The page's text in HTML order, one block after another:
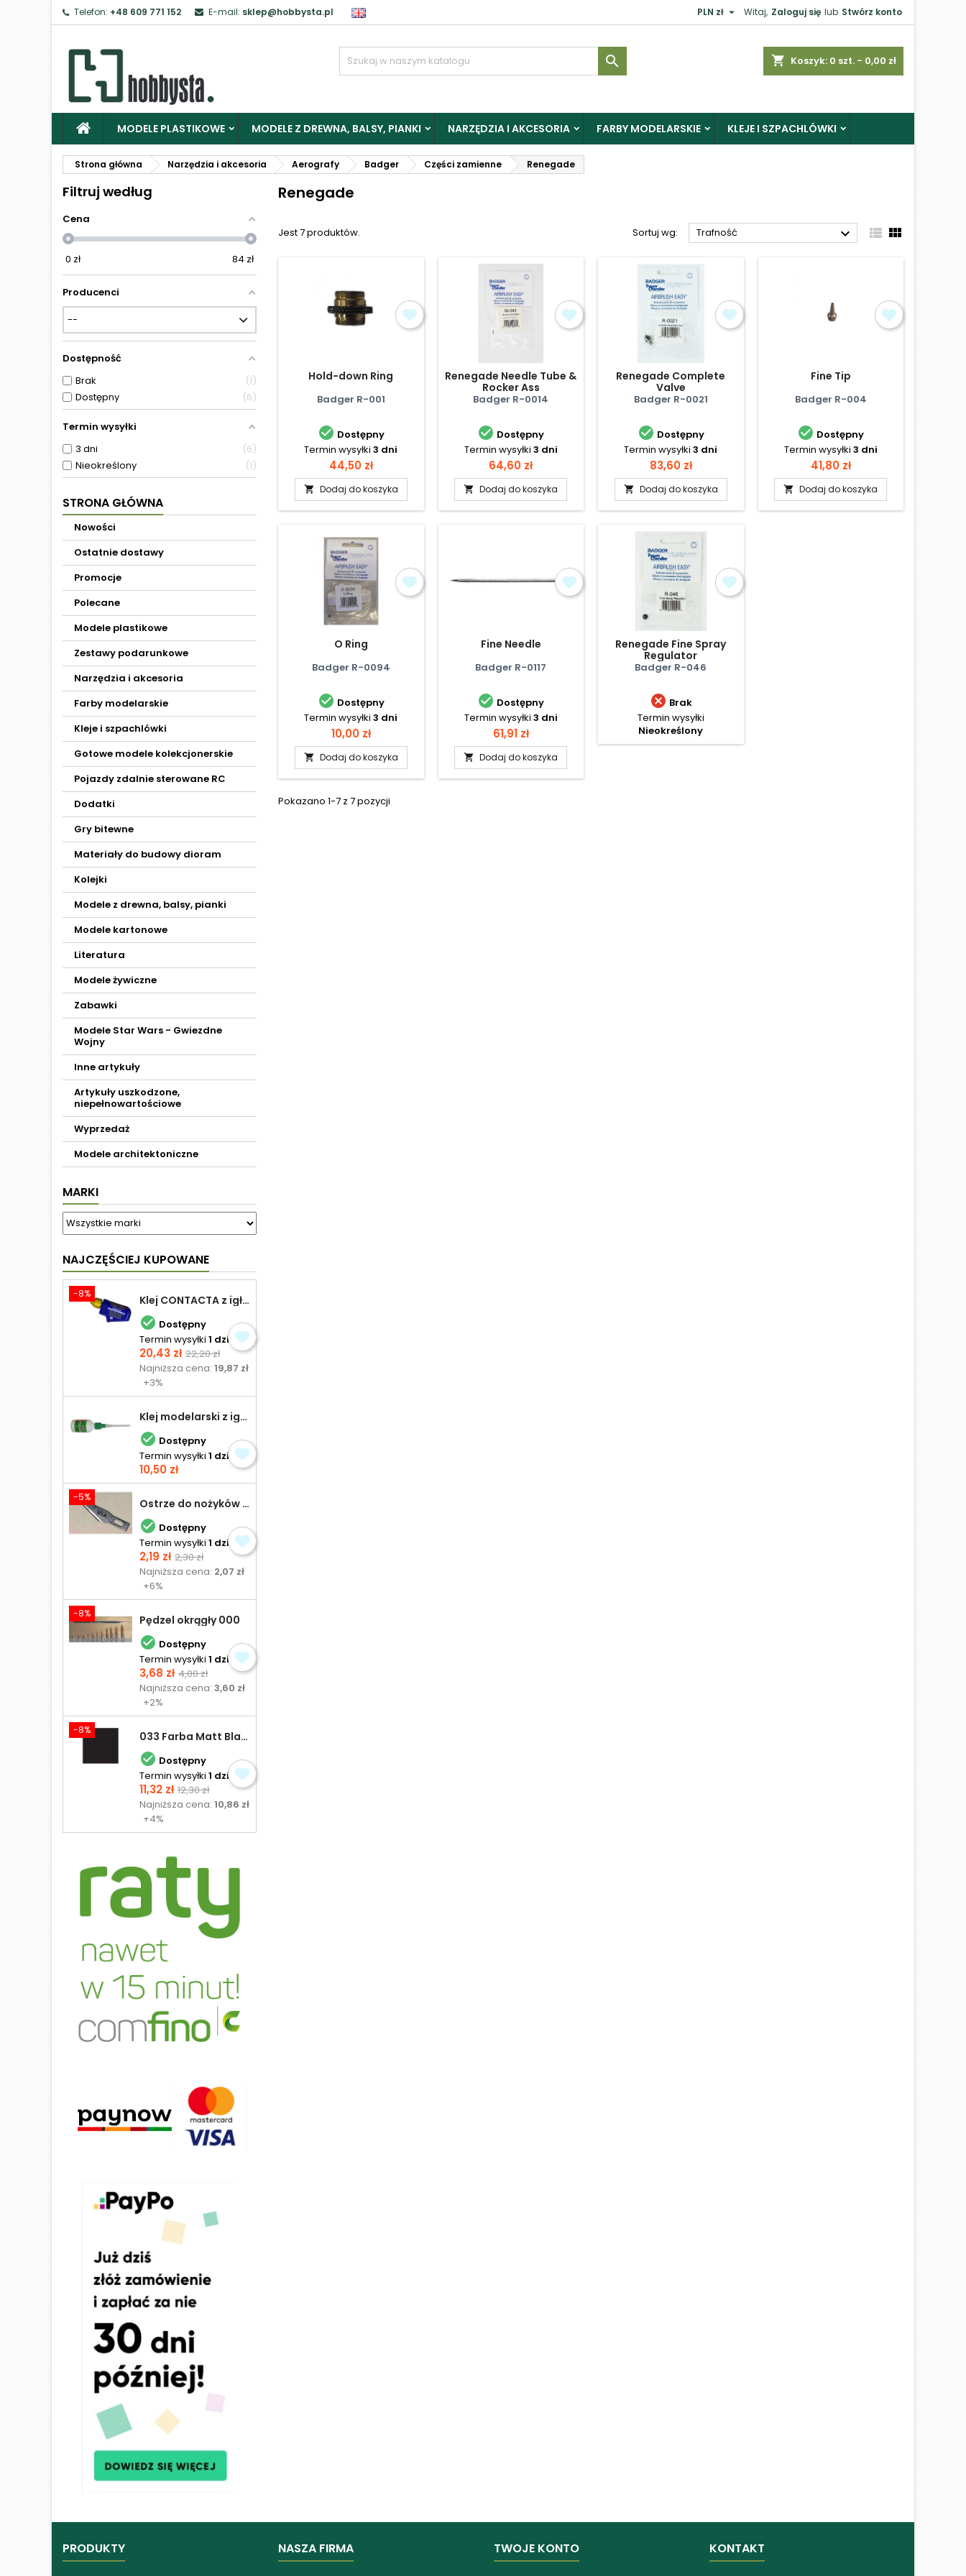
Telefon: +48 609 771 152 E-mail: sklep@hobbysta.pl Witaj, Zaloguj się lub Stwórz konto
PLN zł 
shopping_cart Koszyk: 0 szt. - 0,00 zł

MODELE PLASTIKOWE MODELE Z DREWNA, BALSY, PIANKI NARZĘDZIA I AKCESORIA FARBY MODELARSKIE KLEJE I SZPACHLÓWKI
Strona główna Narzędzia i akcesoria Aerografy Badger Części zamienne Renegade
Filtruj według
Cena
0 zł 84 zł
Producenci
Dostępność
Brak
1
Dostępny
6
Termin wysyłki
3 dni
6
Nieokreślony
1
STRONA GŁÓWNA
Nowości
Ostatnie dostawy
Promocje
Polecane
Modele plastikowe
Zestawy podarunkowe
Narzędzia i akcesoria
Farby modelarskie
Kleje i szpachlówki
Gotowe modele kolekcjonerskie
Pojazdy zdalnie sterowane RC
Dodatki
Gry bitewne
Materiały do budowy dioram
Kolejki
Modele z drewna, balsy, pianki
Modele kartonowe
Literatura
Modele żywiczne
Zabawki
Modele Star Wars - Gwiezdne
Wojny
Inne artykuły
Artykuły uszkodzone,
niepełnowartościowe
Wyprzedaż
Modele architektoniczne
MARKI
NAJCZĘŚCIEJ KUPOWANE
-8% Klej CONTACTA z igłą do plastiku 25,0 g
 Dostępny
Termin wysyłki 1 dzień
Cena
20,43 zł Cena
podstawowa
22,20 zł
Najniższa cena:19,87 zł
+3%
Klej modelarski z igłą 30 ml
 Dostępny
Termin wysyłki 1 dzień
Cena
10,50 zł
-5% Ostrze do nożyków Excel
 Dostępny
Termin wysyłki 1 dzień
Cena
2,19 zł Cena
podstawowa
2,30 zł
Najniższa cena: 2,07 zł
+6%
-8% Pędzel okrągły 000
 Dostępny
Termin wysyłki 1 dzień
Cena
3,68 zł Cena
podstawowa
4,00 zł
Najniższa cena:3,60 zł
+2%
-8% 033 Farba Matt Black - olejna
 Dostępny
Termin wysyłki 1 dzień
Cena
11,32 zł Cena
podstawowa
12,30 zł
Najniższa cena:10,86 zł
+4%
Renegade
Jest 7 produktów. Sortuj wg: Trafność   
Hold-down Ring
Badger R-001
 Dostępny
Termin wysyłki 3 dni
Cena
44,50 zł
 Dodaj do koszyka
Renegade Needle Tube &
Rocker Ass
Badger R-0014
 Dostępny
Termin wysyłki 3 dni
Cena
64,60 zł
 Dodaj do koszyka
Renegade Complete
Valve
Badger R-0021
 Dostępny
Termin wysyłki 3 dni
Cena
83,60 zł
 Dodaj do koszyka
Fine Tip
Badger R-004
 Dostępny
Termin wysyłki 3 dni
Cena
41,80 zł
 Dodaj do koszyka
O Ring
Badger R-0094
 Dostępny
Termin wysyłki 3 dni
Cena
10,00 zł
 Dodaj do koszyka
Fine Needle
Badger R-0117
 Dostępny
Termin wysyłki 3 dni
Cena
61,91 zł
 Dodaj do koszyka
Renegade Fine Spray
Regulator
Badger R-046
 Brak
Termin wysyłki
Nieokreślony
Pokazano 1-7 z 7 pozycji
PRODUKTY NASZA FIRMA TWOJE KONTO KONTAKT
Zaloguj
Aby zapisać produkty do Schowka, musisz się zalogować.
Anuluj Zaloguj